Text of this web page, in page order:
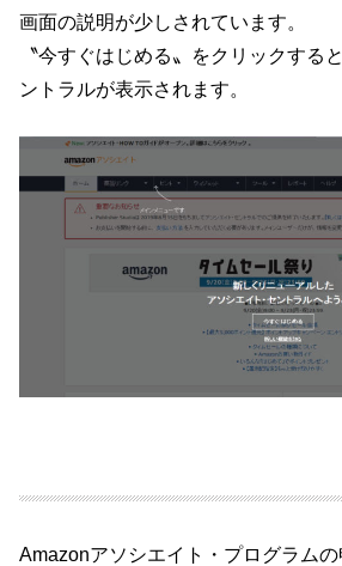
画面の説明が少しされています。
〝今すぐはじめる〟をクリックする
ントラルが表示されます。
Amazonアソシエイト・プログラム